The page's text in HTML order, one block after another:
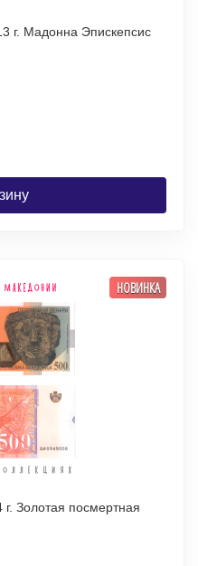
г. Мадонна Эпискепсис
НОВИНКА
Золотая посмертная